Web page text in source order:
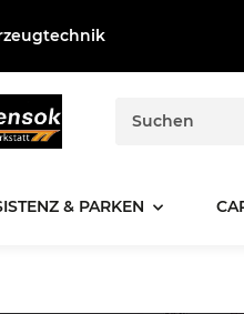
& PARKEN